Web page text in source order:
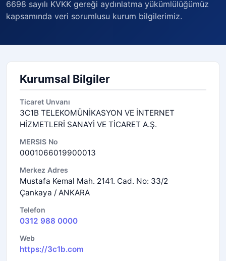
6698 sayılı KVKK gereği aydınlatma yükümlülüğümüz
kapsamında veri sorumlusu kurum bilgilerimiz.
Kurumsal Bilgiler
Ticaret Unvanı
3C1B TELEKOMÜNİKASYON VE İNTERNET
HİZMETLERİ SANAYİ VE TİCARET A.Ş.
MERSIS No
0001066019900013
Merkez Adres
Mustafa Kemal Mah. 2141. Cad. No: 33/2
Çankaya / ANKARA
Telefon
0312 988 0000
Web
https://3c1b.com